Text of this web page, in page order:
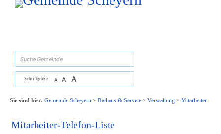
Zum Inhalt, zur Navigationoder zur Startseite springen.
Schriftgröße A A A
Sie sind hier: Gemeinde Scheyern> Rathaus & Service> Verwaltung> Mitarbeiter
Mitarbeiter-Telefon-Liste